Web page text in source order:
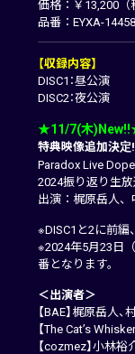
価格：￥13,200（
品番：EYXA-
【収録内容】
DISC1：昼公演
DISC2：夜公演
★11/7(木
特典映像追加決定
Paradox Live
2024振り返り生放
出演：梶原岳人
※DISC1と2に前編
※2024年5月23日
番となります。
＜出演者＞
【BAE】梶原岳人、
【The Cat’s
【cozmez】小林裕